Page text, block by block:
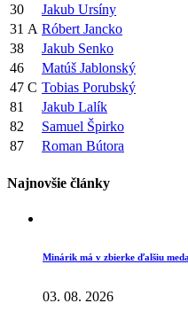
30
Jakub Ursíny
31 A Róbert Jancko
38
Jakub Senko
46
Matúš Jablonský
47 C Tobias Porubský
81
Jakub Lalík
82
Samuel Špirko
87
Roman Bútora
Najnovšie články
Minárik má v zbierke ďalšiu
03. 08. 2026